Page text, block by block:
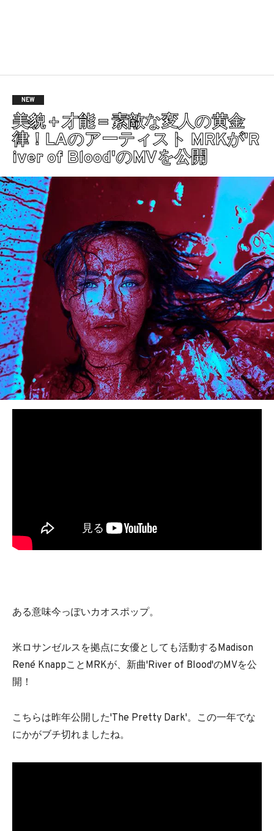
NEW
美貌＋才能＝素敵な変人の黄金
律！LAのアーティスト MRKが'R
iver of Blood'のMVを公開
ある意味今っぽいカオスポップ。
米ロサンゼルスを拠点に女優としても活動するMadison
René KnappことMRKが、新曲'River of Blood'のMVを公
開！
こちらは昨年公開した'The Pretty Dark'。この一年でな
にかがブチ切れましたね。